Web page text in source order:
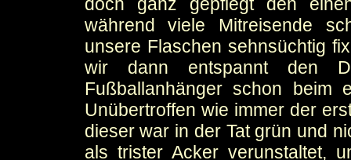
während viele Mitreisende
unsere Flaschen sehnsüchtig
wir dann entspannt den
Fußballanhänger schon beim
Unübertroffen wie immer der
dieser war in der Tat grün und
als trister Acker verunstaltet,